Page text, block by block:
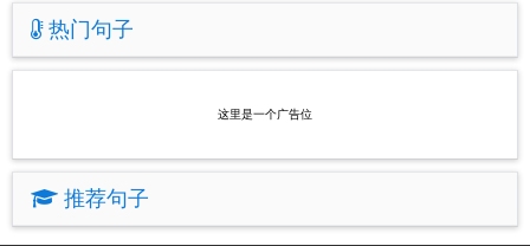
热门句子
这里是一个广告位
推荐句子